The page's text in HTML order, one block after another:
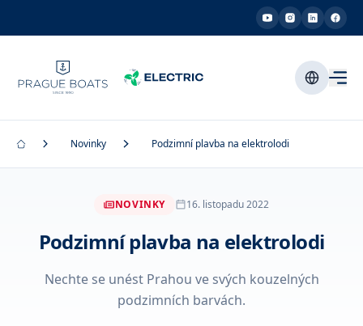
Novinky Podzimní plavba na elektrolodi
NOVINKY 16. listopadu 2022
Podzimní plavba na elektrolodi
Nechte se unést Prahou ve svých kouzelných
podzimních barvách.